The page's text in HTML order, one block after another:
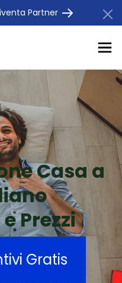
Partner
Casa a
Prezzi
Gratis